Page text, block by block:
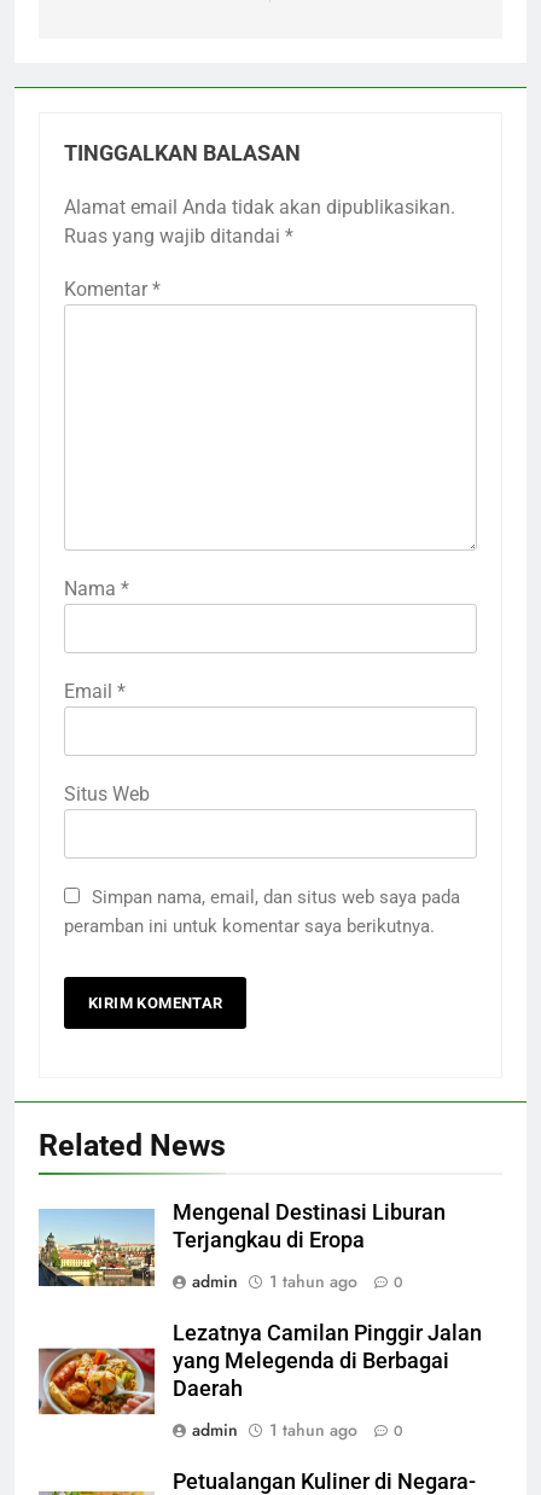
TINGGALKAN BALASAN
Alamat email Anda tidak akan dipublikasikan.
Ruas yang wajib ditandai *
Komentar *
Nama *
Email *
Situs Web
Simpan nama, email, dan situs web saya pada
peramban ini untuk komentar saya berikutnya.
Related News
Mengenal Destinasi Liburan
Terjangkau di Eropa
admin
1 tahun ago 0
Lezatnya Camilan Pinggir Jalan
yang Melegenda di Berbagai
Daerah
admin
1 tahun ago 0
Petualangan Kuliner di Negara-